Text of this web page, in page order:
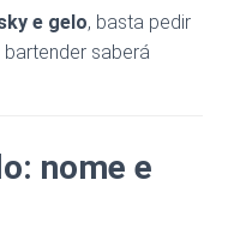
e gelo, basta pedir
bartender saberá
nome e